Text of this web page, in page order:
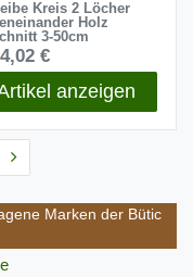
Kreis 2 Löcher
Holz
3-50cm
€
anzeigen
Marken der Bütic